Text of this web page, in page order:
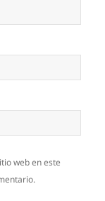
web en este